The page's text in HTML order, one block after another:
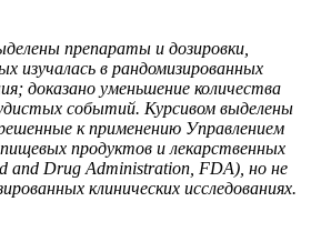
препараты и дозировки,
изучалась в рандомизированных
доказано уменьшение количества
событий. Курсивом выделены
к применению Управлением
продуктов и лекарственных
Drug Administration, FDA), но не
клинических исследованиях.